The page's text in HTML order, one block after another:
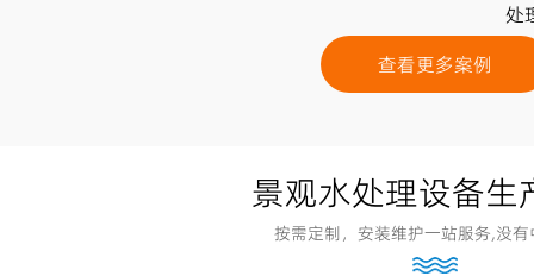
处
查看更多案例
景观水处理设备生
按需定制，安装维护一站服务,没